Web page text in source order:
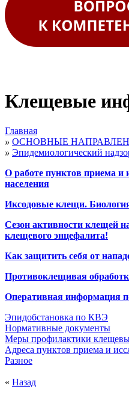
Клещевые
Главная
» ОСНОВНЫЕ
» Эпидемиологический
О работе пунктов приема и
населения
Иксодовые клещи.
Сезон активности клещей
клещевого энцефалита!
Как защитить себя от
Противоклещивая
Оперативная информация
Эпидобстановка по КВЭ
Нормативные документы
Меры профилактики
Адреса пунктов приема и
Разное
« Назад